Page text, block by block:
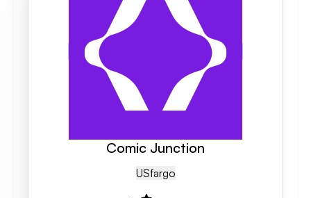
Comic Junction
USFargo